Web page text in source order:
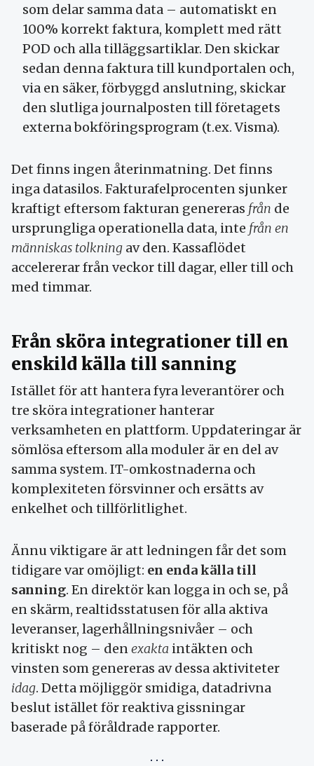
som delar samma data – automatiskt en
100% korrekt faktura, komplett med rätt
POD och alla tilläggsartiklar. Den skickar
sedan denna faktura till kundportalen och,
via en säker, förbyggd anslutning, skickar
den slutliga journalposten till företagets
externa bokföringsprogram (t.ex. Visma).
Det finns ingen återinmatning. Det finns
inga datasilos. Fakturafelprocenten sjunker
kraftigt eftersom fakturan genereras från de
ursprungliga operationella data, inte från en
människas tolkning av den. Kassaflödet
accelererar från veckor till dagar, eller till och
med timmar.
Från sköra integrationer till en
enskild källa till sanning
Istället för att hantera fyra leverantörer och
tre sköra integrationer hanterar
verksamheten en plattform. Uppdateringar är
sömlösa eftersom alla moduler är en del av
samma system. IT-omkostnaderna och
komplexiteten försvinner och ersätts av
enkelhet och tillförlitlighet.
Ännu viktigare är att ledningen får det som
tidigare var omöjligt: en enda källa till
sanning. En direktör kan logga in och se, på
en skärm, realtidsstatusen för alla aktiva
leveranser, lagerhållningsnivåer – och
kritiskt nog – denexakta intäkten och
vinsten som genereras av dessa aktiviteter
idag. Detta möjliggör smidiga, datadrivna
beslut istället för reaktiva gissningar
baserade på föråldrade rapporter.